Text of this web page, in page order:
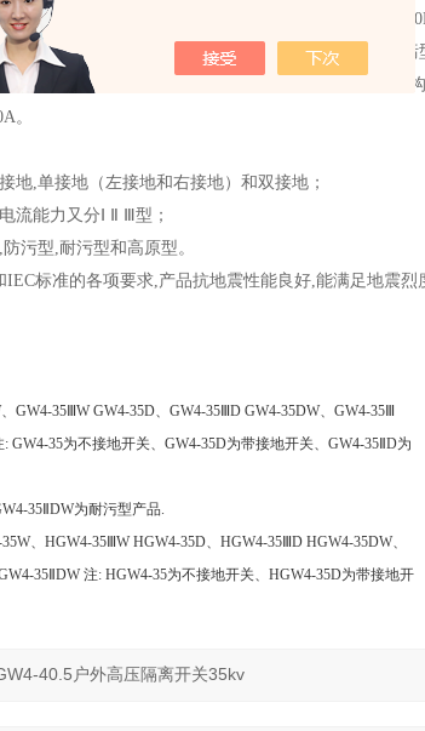
柱式三相交流50Hz户外高压开关设备,用于电压
器设备与带电的高压线路进行电器隔离之用。其中防
问题。 GW4系列与CJ2,CJ5,CJ6,CJ11系列电动操动
。
地,单接地（左接地和右接地）和双接地；
流能力又分Ⅰ Ⅱ Ⅲ型；
污型,耐污型和高原型。
标准的各项要求,产品抗地震性能良好,能满足地震烈
GW4-35ⅢW GW4-35D、GW4-35ⅢD GW4-35DW、GW4-35Ⅲ
GW4-35为不接地开关、GW4-35D为带接地开关、GW4-35ⅡD为
35ⅡDW为耐污型产品.
、HGW4-35ⅢW HGW4-35D、HGW4-35ⅢD HGW4-35DW、
35ⅡDW 注: HGW4-35为不接地开关、HGW4-35D为带接地开